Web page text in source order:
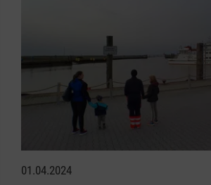
01.04.2024